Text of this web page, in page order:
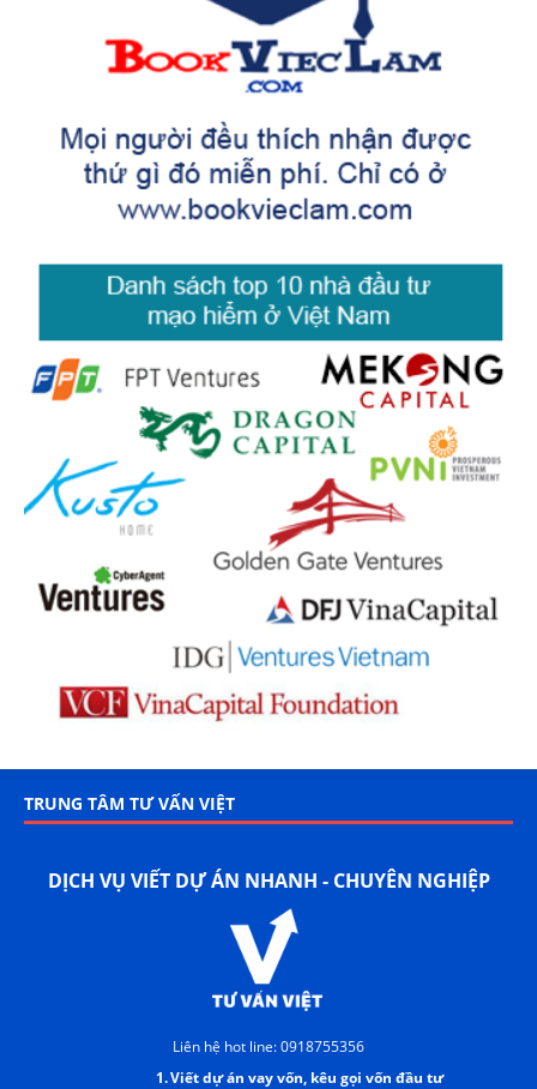
TRUNG TÂM TƯ VẤN VIỆT
DỊCH VỤ VIẾT DỰ ÁN NHANH - CHUYÊN NGHIỆP
Liên hệ hot line: 0918755356
1.Viết dự án vay vốn, kêu gọi vốn đầu tư